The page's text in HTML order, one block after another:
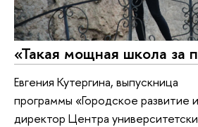
«Такая мощная школа за
Евгения Кутергина, выпускница
программы «Городское развитие
директор Центра